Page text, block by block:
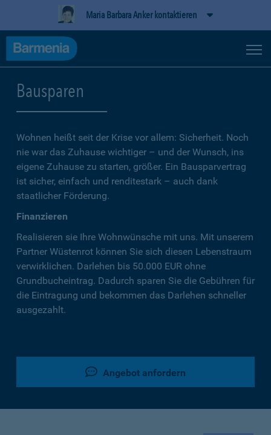
Maria Barbara Anker kontaktieren
Bausparen
Wohnen heißt seit der Krise vor allem: Sicherheit. Noch
nie war das Zuhause wichtiger – und der Wunsch, ins
eigene Zuhause zu starten, größer. Ein Bausparvertrag
ist sicher, einfach und renditestark – auch dank
staatlicher Förderung.
Finanzieren
Realisieren sie Ihre Wohnwünsche mit uns. Mit unserem
Partner Wüstenrot können Sie sich diesen Lebenstraum
verwirklichen. Darlehen bis 50.000 EUR ohne
Grundbucheintrag. Dadurch sparen Sie die Gebühren für
die Eintragung und bekommen das Darlehen schneller
ausgezahlt.
Angebot anfordern